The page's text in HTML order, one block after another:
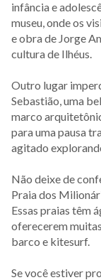
infância e
museu, onde os
e obra de Jorge
cultura de Ilhéus.
Outro lugar
Sebastião, uma
marco
para uma pausa
agitado
Não deixe de
Praia dos
Essas praias têm
oferecerem
barco e kitesurf.
Se você estiver